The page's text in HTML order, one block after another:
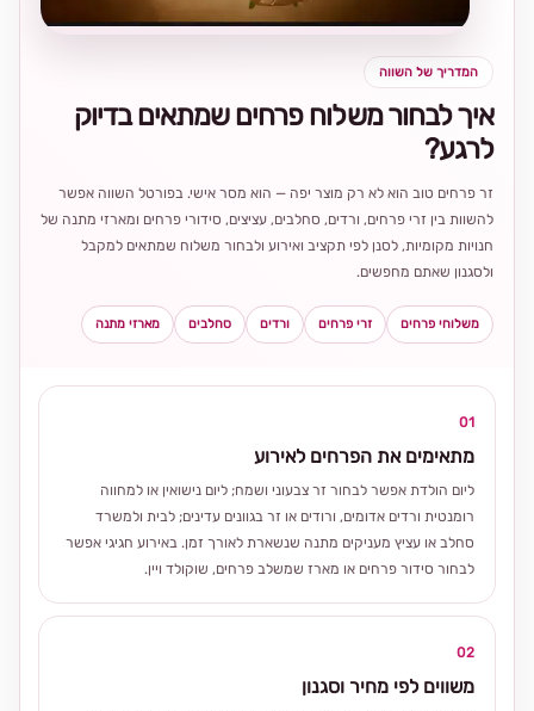
המדריך של השווה
איך לבחור משלוח פרחים שמתאים בדיוק
לרגע?
זר פרחים טוב הוא לא רק מוצר יפה — הוא מסר אישי. בפורטל השווה אפשר
להשוות בין זרי פרחים, ורדים, סחלבים, עציצים, סידורי פרחים ומארזי מתנה של
חנויות מקומיות, לסנן לפי תקציב ואירוע ולבחור משלוח שמתאים למקבל
ולסגנון שאתם מחפשים.
משלוחי פרחים זרי פרחים ורדים סחלבים מארזי מתנה
01
מתאימים את הפרחים לאירוע
ליום הולדת אפשר לבחור זר צבעוני ושמח; ליום נישואין או למחווה
רומנטית ורדים אדומים, ורודים או זר בגוונים עדינים; לבית ולמשרד
סחלב או עציץ מעניקים מתנה שנשארת לאורך זמן. באירוע חגיגי אפשר
לבחור סידור פרחים או מארז שמשלב פרחים, שוקולד ויין.
02
משווים לפי מחיר וסגנון